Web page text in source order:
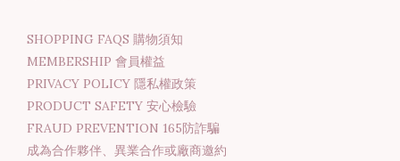
SHOPPING FAQS 購物須知
MEMBERSHIP 會員權益
PRIVACY POLICY 隱私權政策
PRODUCT SAFETY 安心檢驗
FRAUD PREVENTION 165防詐騙
成為合作夥伴、異業合作或廠商邀約